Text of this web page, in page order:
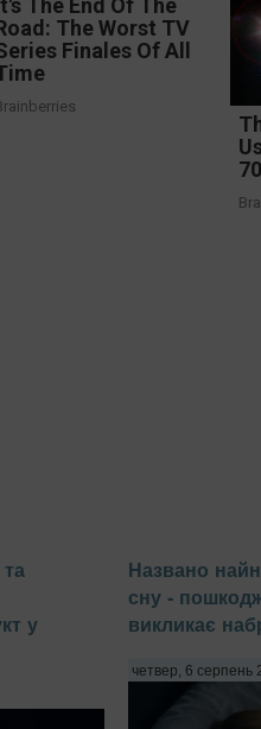
The End Of The
The Worst TV
Finales Of All
у
Названо
сну -
викликає
четвер, 6 серпень